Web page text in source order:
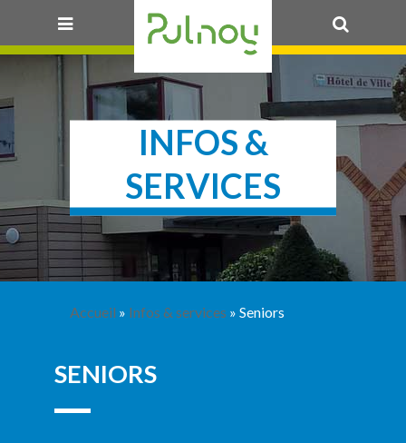
OK
INFOS &
SERVICES
Accueil » Infos & services » Seniors
SENIORS